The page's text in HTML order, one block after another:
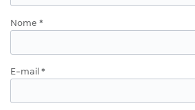
Nome *
E-mail *